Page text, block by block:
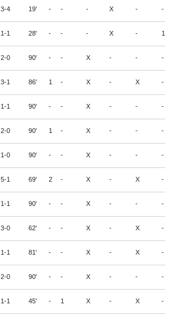
3-4 19' - - - X - -
1-1 28' - - - X - 1
2-0 90' - - X - - -
3-1 86' 1 - X - X -
1-1 90' - - X - - -
2-0 90' 1 - X - - -
1-0 90' - - X - - -
5-1 69' 2 - X - X -
1-1 90' - - X - - -
3-0 62' - - X - X -
1-1 81' - - X - X -
2-0 90' - - X - - -
1-1 45' - 1 X - X -